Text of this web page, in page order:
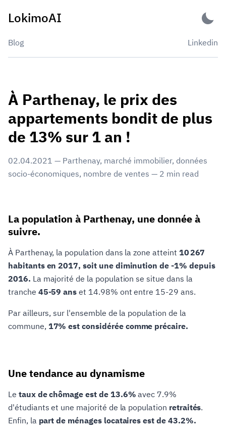
LokimoAI
Blog Linkedin
À Parthenay, le prix des
appartements bondit de plus
de 13% sur 1 an !
02.04.2021 — Parthenay, marché immobilier, données
socio-économiques, nombre de ventes — 2 min read
La population à Parthenay, une donnée à
suivre.
À Parthenay, la population dans la zone atteint 10 267
habitants en 2017, soit une diminution de -1% depuis
2016. La majorité de la population se situe dans la
tranche 45-59 ans et 14.98% ont entre 15-29 ans.
Par ailleurs, sur l'ensemble de la population de la
commune, 17% est considérée comme précaire.
Une tendance au dynamisme
Le taux de chômage est de 13.6% avec 7.9%
d'étudiants et une majorité de la population retraités.
Enfin, la part de ménages locataires est de 43.2%.